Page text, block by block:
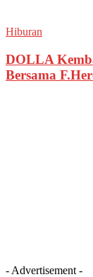
Hiburan
DOLLA
Bersama
- Advertisement -